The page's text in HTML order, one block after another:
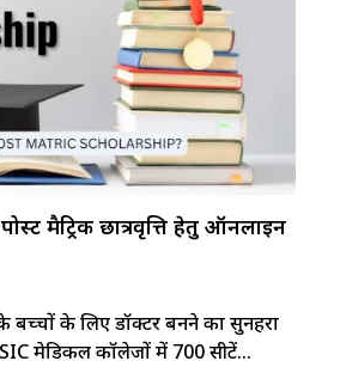
मैट्रिक छात्रवृत्ति हेतु ऑनलाइन
बच्चों के लिए डॉक्टर बनने का सुनहरा
मेडिकल कॉलेजों में 700 सीटें...